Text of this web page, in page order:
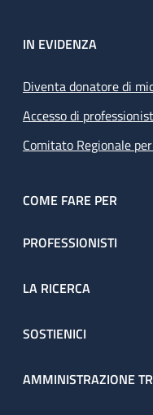
IN EVIDENZA
Diventa donatore di
Accesso di
Comitato Regionale
COME FARE PER
PROFESSIONISTI
LA RICERCA
SOSTIENICI
AMMINISTRAZIONE